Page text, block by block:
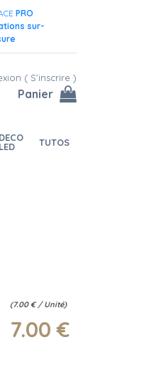
PRO
sur-
( S'inscrire )
Panier
DECO
LED
TUTOS
(7.00 € / Unité)
7.00 €